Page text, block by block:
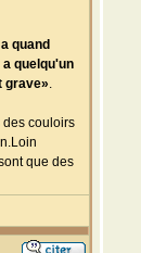
quand
quelqu'un
grave».
des couloirs
que des